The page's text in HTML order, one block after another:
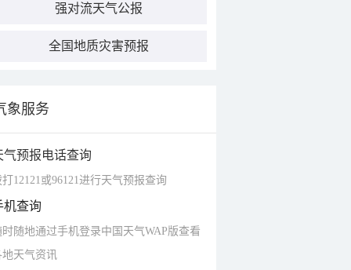
强对流天气公报
全国地质灾害预报
象服务
气预报电话查询
打12121或96121进行天气预报查询
机查询
时随地通过手机登录中国天气WAP版查看
地天气资讯